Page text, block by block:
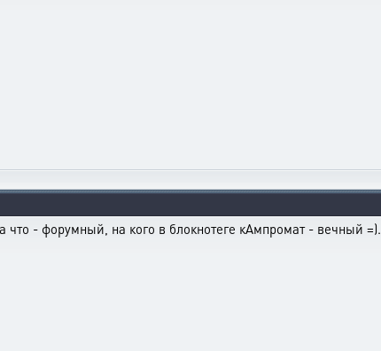
что - форумный, на кого в блокнотеге кАмпромат - вечный =).